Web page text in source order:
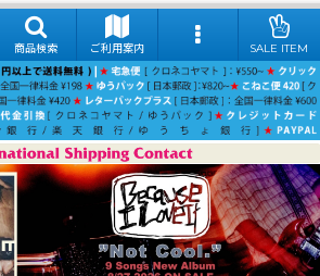
商品検索 ご利用案内 SALE ITEM